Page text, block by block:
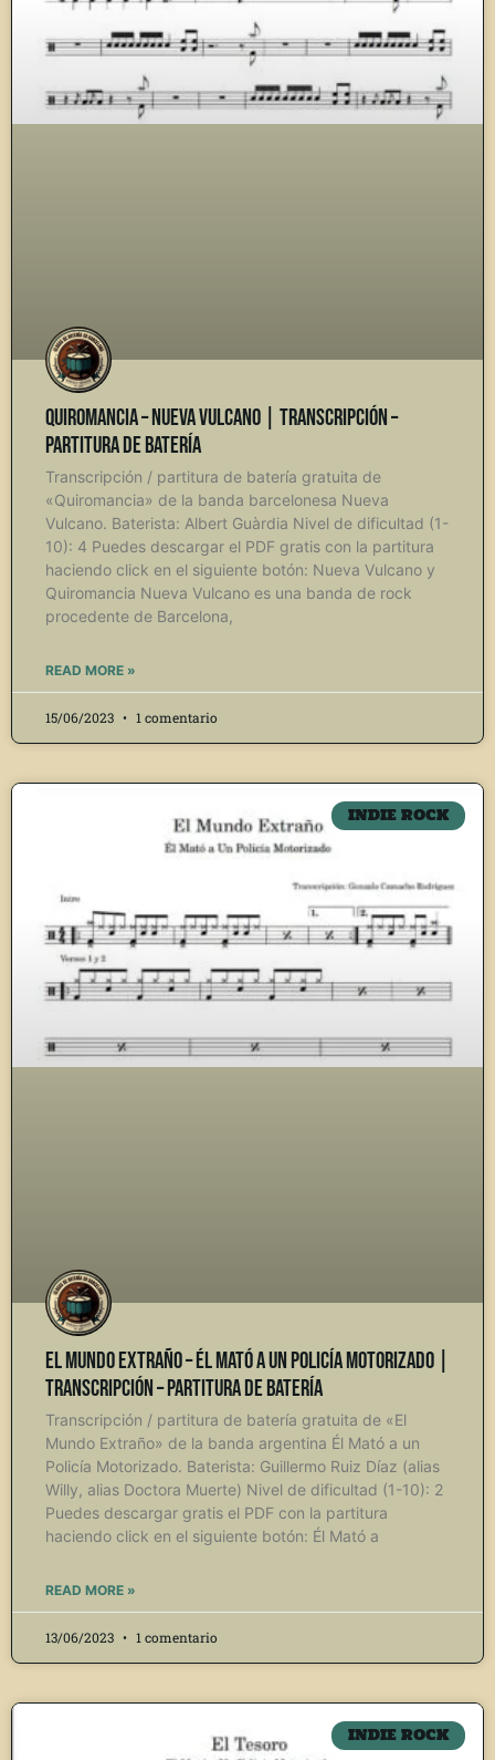
Quiromancia – Nueva Vulcano | Transcripción –
Partitura de Batería
Transcripción / partitura de batería gratuita de
«Quiromancia» de la banda barcelonesa Nueva
Vulcano. Baterista: Albert Guàrdia Nivel de dificultad (1-
10): 4 Puedes descargar el PDF gratis con la partitura
haciendo click en el siguiente botón: Nueva Vulcano y
Quiromancia Nueva Vulcano es una banda de rock
procedente de Barcelona,
READ MORE »
15/06/2023 1 comentario
INDIE ROCK
El Mundo Extraño – Él Mató a un Policía Motorizado |
Transcripción – Partitura de Batería
Transcripción / partitura de batería gratuita de «El
Mundo Extraño» de la banda argentina Él Mató a un
Policía Motorizado. Baterista: Guillermo Ruiz Díaz (alias
Willy, alias Doctora Muerte) Nivel de dificultad (1-10): 2
Puedes descargar gratis el PDF con la partitura
haciendo click en el siguiente botón: Él Mató a
READ MORE »
13/06/2023 1 comentario
INDIE ROCK